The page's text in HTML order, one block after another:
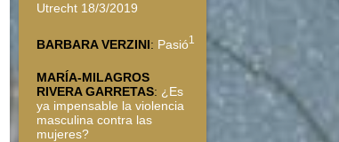
Utrecht 18/3/2019
BARBARA VERZINI: Pasió1
MARÍA-MILAGROS
RIVERA GARRETAS: ¿Es
ya impensable la violencia
masculina contra las
mujeres?